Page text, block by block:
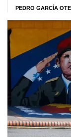
PEDRO GARCÍA